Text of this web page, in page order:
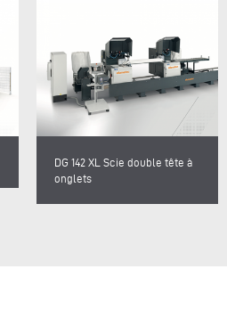
DG 142 XL Scie double tête à
onglets